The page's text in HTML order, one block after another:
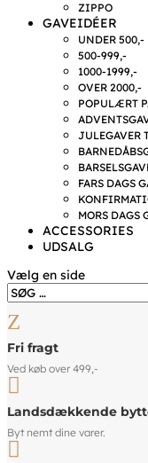
ZIPPO
GAVEIDÉER
UNDER 500,-
500-999,-
1000-1999,-
OVER 2000,-
POPULÆRT
JULEGAVER
FARS DAGS
MORS DAGS
ACCESSORIES
UDSALG
Vælg en side
Z
Fri fragt
Ved køb over 499,-

Landsdækkende
Byt nemt dine varer.
